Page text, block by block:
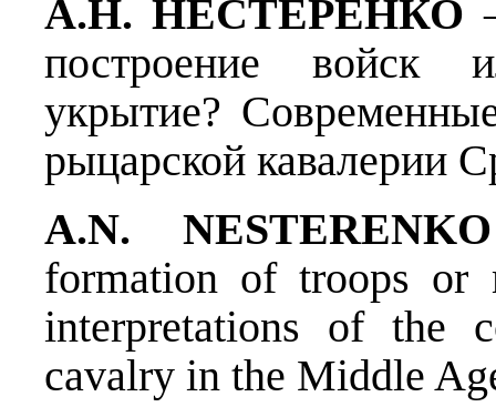
А.Н. НЕСТЕРЕНКО
построение войск
укрытие?
рыцарской кавалерии
A.N. NESTERENKO
formation of troops or
interpretations of the
cavalry in the Middle